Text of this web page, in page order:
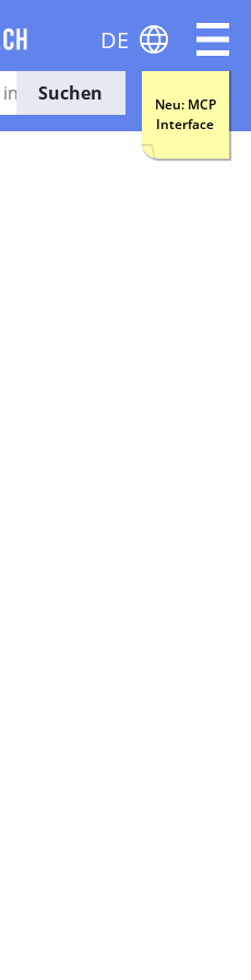
Suchen
Neu: MCP
Interface
DE